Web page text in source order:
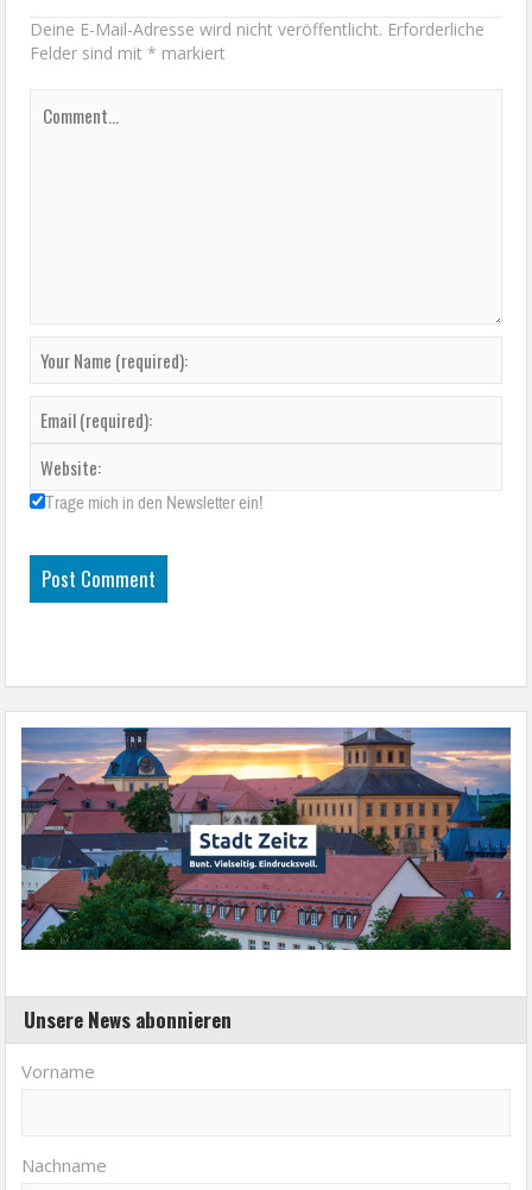
Deine E-Mail-Adresse wird nicht veröffentlicht. Erforderliche
Felder sind mit* markiert
Trage mich in den Newsletter ein!
Unsere News abonnieren
Vorname
Nachname